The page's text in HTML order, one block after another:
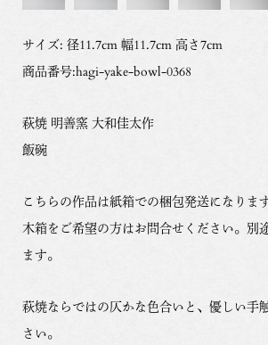
サイズ: 径11.7cm 幅11.7cm 高さ7cm
商品番号:hagi-yake-bowl-0368
萩焼 明善窯 大和佳太作
飯碗
こちらの作品は紙箱での梱包発送になりま
木箱をご希望の方はお問合せください。別
ます。
萩焼ならではの仄かな色合いと、優しい手
さい。